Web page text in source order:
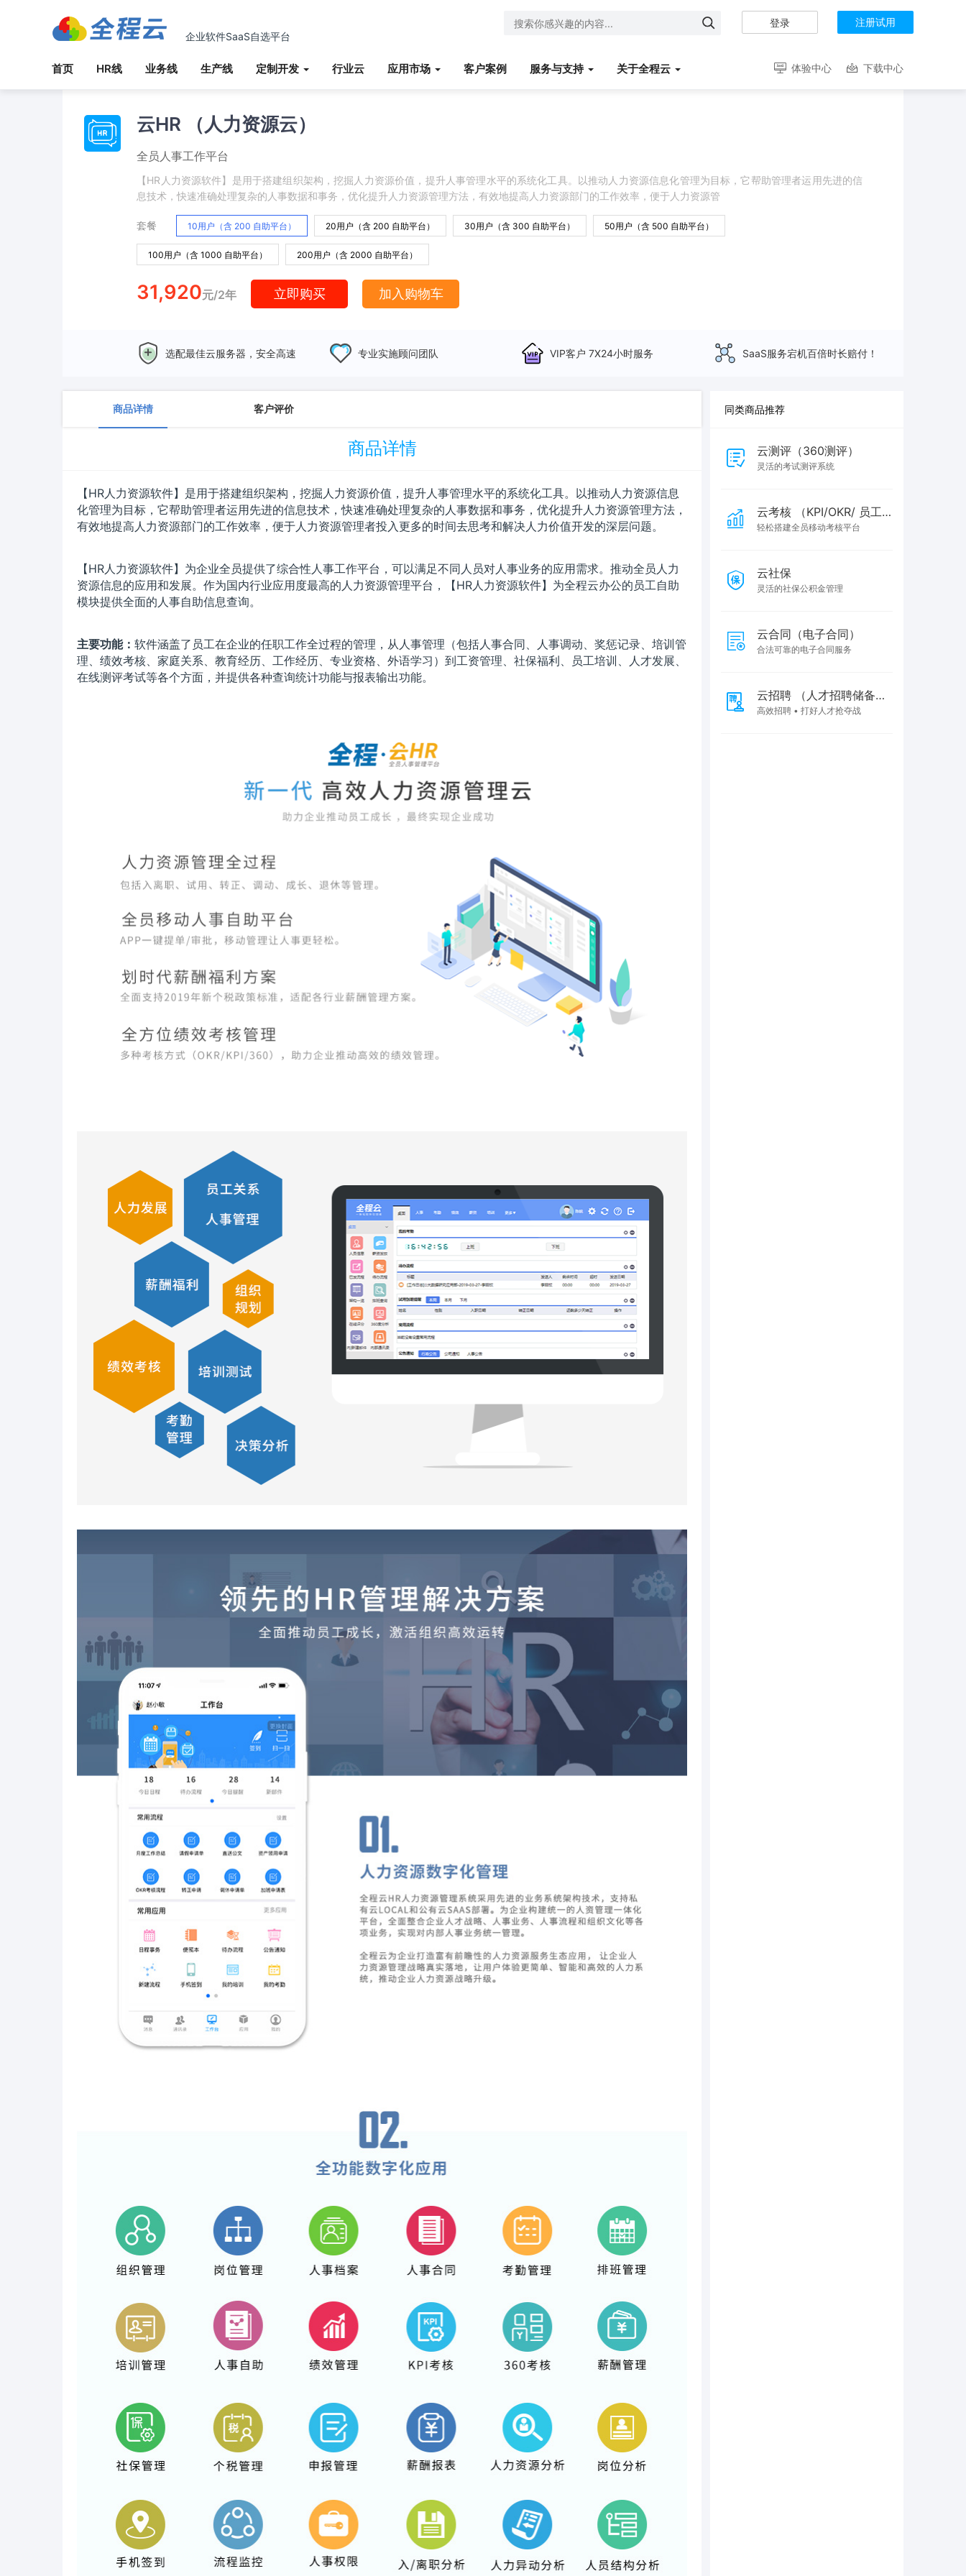
企业软件SaaS自选平台
登录 注册试用
首页 HR线 业务线 生产线 定制开发 行业云 应用市场 客户案例 服务与支持 关于全程云  体验中心  下载中心
云HR （人力资源云）
全员人事工作平台
【HR人力资源软件】是用于搭建组织架构，挖掘人力资源价值，提升人事管理水平的系统化工具。以推动人力资源信息化管理为目标，它帮助管理者运用先进的信
息技术，快速准确处理复杂的人事数据和事务，优化提升人力资源管理方法，有效地提高人力资源部门的工作效率，便于人力资源管
套餐 10用户（含 200 自助平台） 20用户（含 200 自助平台） 30用户（含 300 自助平台） 50用户（含 500 自助平台）
100用户（含 1000 自助平台） 200用户（含 2000 自助平台）
31,920元/2年 立即购买 加入购物车
选配最佳云服务器，安全高速 专业实施顾问团队 VIP客户 7X24小时服务 SaaS服务宕机百倍时长赔付！
商品详情 客户评价
商品详情
【HR人力资源软件】是用于搭建组织架构，挖掘人力资源价值，提升人事管理水平的系统化工具。以推动人力资源信息
化管理为目标，它帮助管理者运用先进的信息技术，快速准确处理复杂的人事数据和事务，优化提升人力资源管理方法，
有效地提高人力资源部门的工作效率，便于人力资源管理者投入更多的时间去思考和解决人力价值开发的深层问题。
【HR人力资源软件】为企业全员提供了综合性人事工作平台，可以满足不同人员对人事业务的应用需求。推动全员人力
资源信息的应用和发展。作为国内行业应用度最高的人力资源管理平台，【HR人力资源软件】为全程云办公的员工自助
模块提供全面的人事自助信息查询。
主要功能： 软件涵盖了员工在企业的任职工作全过程的管理，从人事管理（包括人事合同、人事调动、奖惩记录、培训管
理、绩效考核、家庭关系、教育经历、工作经历、专业资格、外语学习）到工资管理、社保福利、员工培训、人才发展、
在线测评考试等各个方面，并提供各种查询统计功能与报表输出功能。
同类商品推荐
云测评（360测评）
灵活的考试测评系统
云考核 （KPI/OKR/ 员工
app考评）
轻松搭建全员移动考核平台
云社保
灵活的社保公积金管理
云合同（电子合同）
合法可靠的电子合同服务
云招聘 （人才招聘储备
云）
高效招聘 • 打好人才抢夺战